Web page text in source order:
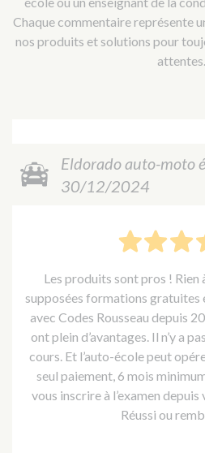
Chaque commentaire représente
nos produits et solutions pour
attentes.
Eldorado auto-moto
30/12/2024
Les produits sont pros ! Rien
supposées formations gratuites
avec Codes Rousseau depuis
ont plein d’avantages. Il n’y a
cours. Et l’auto-école peut
seul paiement, 6 mois
vous inscrire à l’examen
Réussi ou